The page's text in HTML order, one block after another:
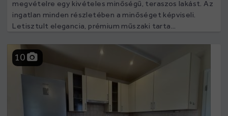
megvételre egy kivételes minőségű, teraszos lakást. Az
ingatlan minden részletében a minőséget képviseli.
Letisztult elegancia, prémium műszaki tarta...
10